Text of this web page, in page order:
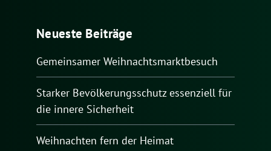
Neueste Beiträge
Gemeinsamer Weihnachtsmarktbesuch
Starker Bevölkerungsschutz essenziell für
die innere Sicherheit
Weihnachten fern der Heimat